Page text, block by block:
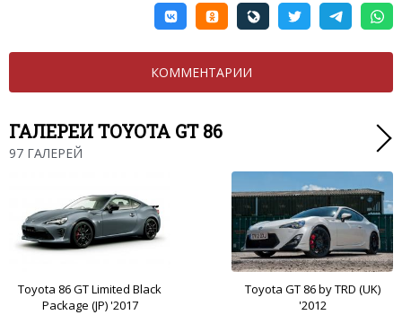
КОММЕНТАРИИ
ГАЛЕРЕИ TOYOTA GT 86
97 ГАЛЕРЕЙ
Toyota 86 GT Limited Black
Package (JP) '2017
Toyota GT 86 by TRD (UK)
'2012